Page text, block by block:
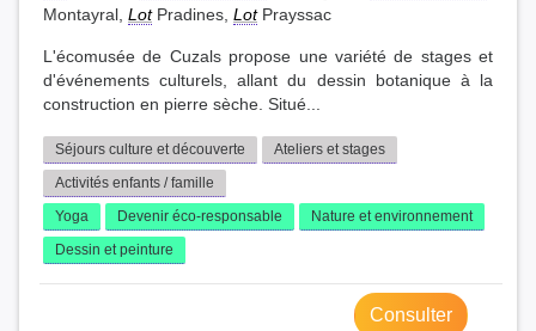
Montayral, LotPradines, LotPrayssac
L'écomusée de Cuzals propose une variété de stages et
d'événements culturels, allant du dessin botanique à la
construction en pierre sèche. Situé...
Séjours culture et découverte
Ateliers et stages
Activités enfants / famille
Yoga
Devenir éco-responsable
Nature et environnement
Dessin et peinture
Consulter